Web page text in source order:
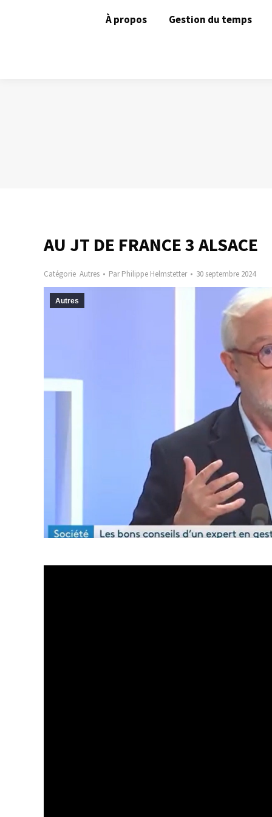
À propos Gestion du temps
AU JT DE FRANCE 3 ALSACE
Catégorie Autres ParPhilippe Helmstetter 30 septembre 2024
Autres